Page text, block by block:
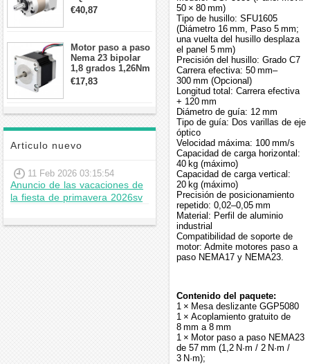
contragolpe 15
arcmin para motor
€40,87
Motor paso a paso
Nema 23 bipolar
1,8 grados 1,26Nm
2,8A 2,5V
57x57x56mm 4
€17,83
Articulo nuevo
11 Feb 2026 03:15:54
Anuncio de las vacaciones de
la fiesta de primavera 2026sv
50 × 80 mm)
Tipo de husillo: SFU1605
(Diámetro 16 mm, Paso 5 mm;
una vuelta del husillo desplaza
el panel 5 mm)
Precisión del husillo: Grado C7
Carrera efectiva: 50 mm–
300 mm (Opcional)
Longitud total: Carrera efectiva
+ 120 mm
Diámetro de guía: 12 mm
Tipo de guía: Dos varillas de eje
óptico
Velocidad máxima: 100 mm/s
Capacidad de carga horizontal:
40 kg (máximo)
Capacidad de carga vertical:
20 kg (máximo)
Precisión de posicionamiento
repetido: 0,02–0,05 mm
Material: Perfil de aluminio
industrial
Compatibilidad de soporte de
motor: Admite motores paso a
paso NEMA17 y NEMA23.
Contenido del paquete:
1 × Mesa deslizante GGP5080
1 × Acoplamiento gratuito de
8 mm a 8 mm
1 × Motor paso a paso NEMA23
de 57 mm (1,2 N·m / 2 N·m /
3 N·m);